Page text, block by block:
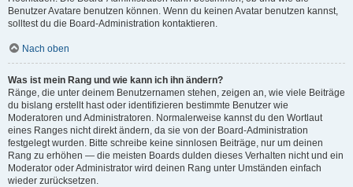
Benutzer Avatare benutzen können. Wenn du keinen Avatar benutzen kannst,
solltest du die Board-Administration kontaktieren.
Nach oben
Was ist mein Rang und wie kann ich ihn ändern?
Ränge, die unter deinem Benutzernamen stehen, zeigen an, wie viele Beiträge
du bislang erstellt hast oder identifizieren bestimmte Benutzer wie
Moderatoren und Administratoren. Normalerweise kannst du den Wortlaut
eines Ranges nicht direkt ändern, da sie von der Board-Administration
festgelegt wurden. Bitte schreibe keine sinnlosen Beiträge, nur um deinen
Rang zu erhöhen — die meisten Boards dulden dieses Verhalten nicht und ein
Moderator oder Administrator wird deinen Rang unter Umständen einfach
wieder zurücksetzen.